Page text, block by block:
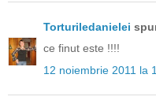
Torturiledanielei
ce finut este !!!!
12 noiembrie 2011 la